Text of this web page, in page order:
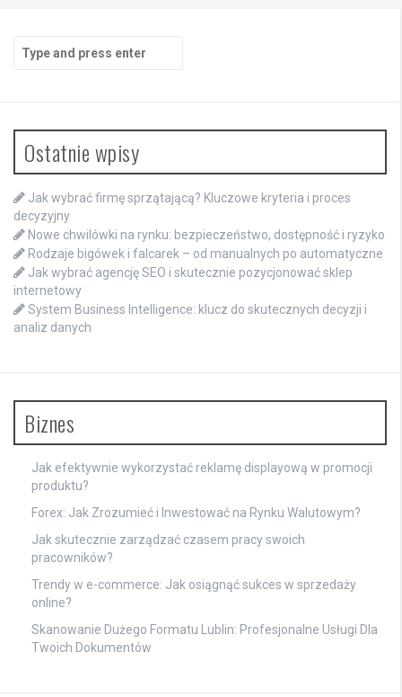
Search
for:
Ostatnie wpisy
Jak wybrać firmę sprzątającą? Kluczowe kryteria i proces
decyzyjny
Nowe chwilówki na rynku: bezpieczeństwo, dostępność i ryzyko
Rodzaje bigówek i falcarek – od manualnych po automatyczne
Jak wybrać agencję SEO i skutecznie pozycjonować sklep
internetowy
System Business Intelligence: klucz do skutecznych decyzji i
analiz danych
Biznes
Jak efektywnie wykorzystać reklamę displayową w promocji
produktu?
Forex: Jak Zrozumieć i Inwestować na Rynku Walutowym?
Jak skutecznie zarządzać czasem pracy swoich
pracowników?
Trendy w e-commerce: Jak osiągnąć sukces w sprzedaży
online?
Skanowanie Dużego Formatu Lublin: Profesjonalne Usługi Dla
Twoich Dokumentów